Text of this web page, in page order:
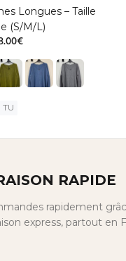
Longues – Taille
(S/M/L)
TU
RAPIDE
rapidement
express, partout en